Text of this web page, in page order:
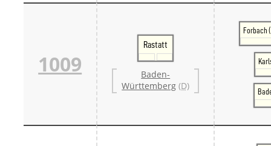
1009
Rastatt
Baden-
Württemberg (D)
Forbach